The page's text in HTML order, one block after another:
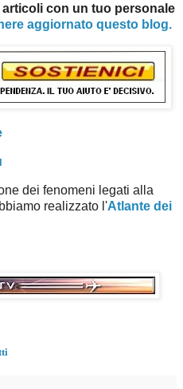
con un tuo personale
aggiornato questo blog.
dei fenomeni legati alla
realizzato l'Atlante dei